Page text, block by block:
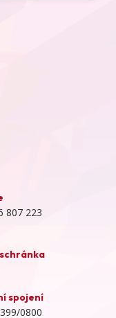
807 223
spojení
0800